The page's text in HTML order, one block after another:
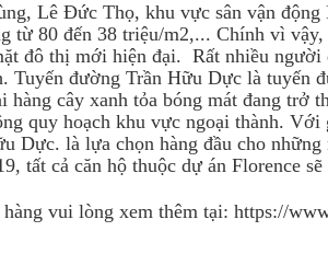
Lê Đức Thọ, khu vực sân vận
từ 80 đến 38 triệu/m2,... Chính vì
đô thị mới hiện đại. Rất nhiều
đường Trần Hữu Dực là tuyến
cây xanh tỏa bóng mát đang trở
quy hoạch khu vực ngoại thành.
Dực. là lựa chọn hàng đầu cho
tất cả căn hộ thuộc dự án Florence sẽ
vui lòng xem thêm tại:https://